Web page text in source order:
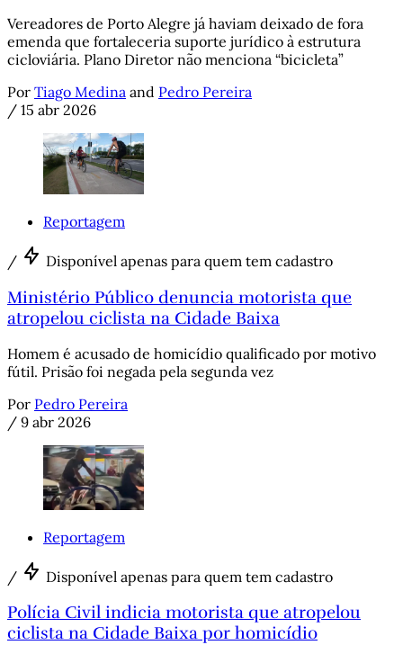
Vereadores de Porto Alegre já haviam deixado de fora
emenda que fortaleceria suporte jurídico à estrutura
cicloviária. Plano Diretor não menciona “bicicleta”
Por Tiago Medina and Pedro Pereira
/ 15 abr 2026
Reportagem
/ Disponível apenas para quem tem cadastro
Ministério Público denuncia motorista que
atropelou ciclista na Cidade Baixa
Homem é acusado de homicídio qualificado por motivo
fútil. Prisão foi negada pela segunda vez
Por Pedro Pereira
/ 9 abr 2026
Reportagem
/ Disponível apenas para quem tem cadastro
Polícia Civil indicia motorista que atropelou
ciclista na Cidade Baixa por homicídio